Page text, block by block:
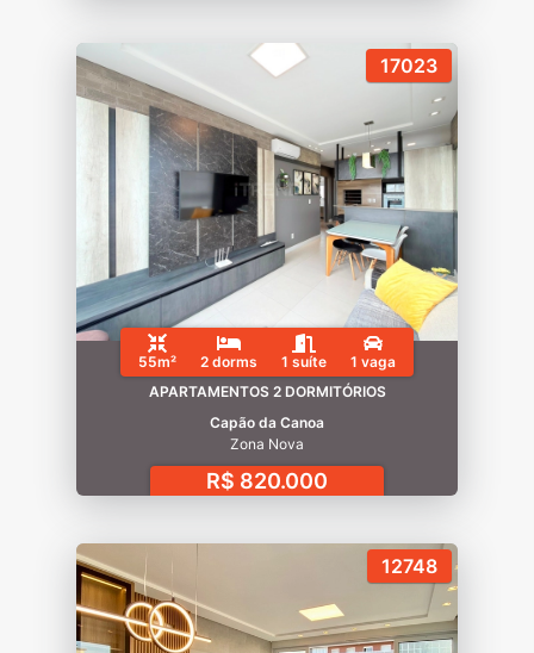
17023
55m² 2 dorms 1 suíte
1 vaga
APARTAMENTOS 2 DORMITÓRIOS
Capão da Canoa
Zona Nova
R$ 820.000
12748